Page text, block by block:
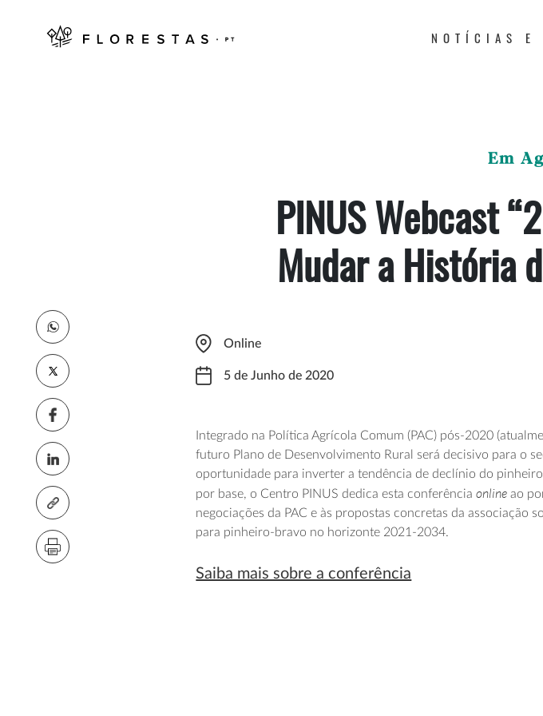
NOTÍCIAS E
Em
PINUS Webcast
Mudar a História
Online
5 de Junho de 2020
Integrado na Política Agrícola Comum (PAC) pós-2020
futuro Plano de Desenvolvimento Rural será decisivo para o
oportunidade para inverter a tendência de declínio do
por base, o Centro PINUS dedica esta conferênciaonline ao
negociações da PAC e às propostas concretas da associação
para pinheiro-bravo no horizonte 2021-2034.
Saiba mais sobre a conferência